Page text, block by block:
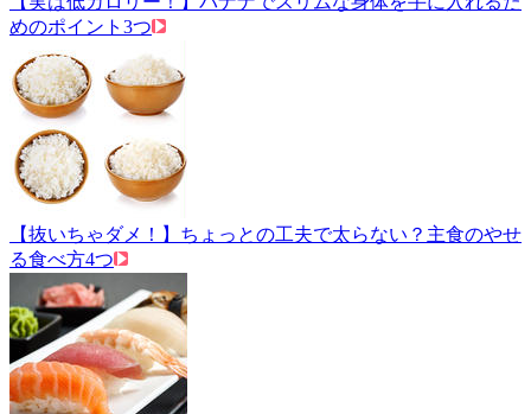
めのポイント3つ
【抜いちゃダメ！】ちょっとの工夫で太らない？主食のやせ
る食べ方4つ